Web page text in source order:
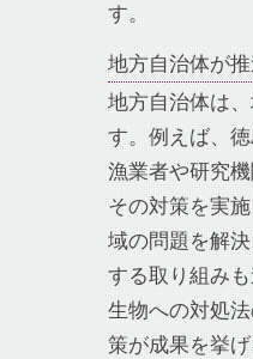
す。
地方自治体が
地方自治体は
す。例えば、
漁業者や研究
その対策を実
域の問題を解
する取り組み
生物への対処
策が成果を挙